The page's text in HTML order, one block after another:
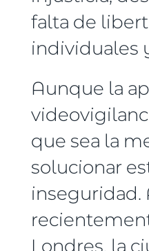
falta de
individuales
Aunque la
que sea la
solucionar
inseguridad.
Londres, la